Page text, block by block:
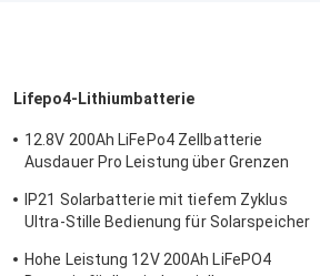
Lifepo4-Lithiumbatterie
12.8V 200Ah LiFePo4 Zellbatterie
Ausdauer Pro Leistung über Grenzen
IP21 Solarbatterie mit tiefem Zyklus
Ultra-Stille Bedienung für Solarspeicher
Hohe Leistung 12V 200Ah LiFePO4